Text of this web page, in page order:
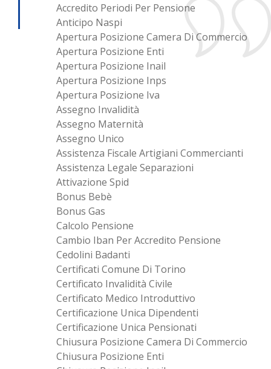
Accredito Periodi Per Pensione
Anticipo Naspi
Apertura Posizione Camera Di Commercio
Apertura Posizione Enti
Apertura Posizione Inail
Apertura Posizione Inps
Apertura Posizione Iva
Assegno Invalidità
Assegno Maternità
Assegno Unico
Assistenza Fiscale Artigiani Commercianti
Assistenza Legale Separazioni
Attivazione Spid
Bonus Bebè
Bonus Gas
Calcolo Pensione
Cambio Iban Per Accredito Pensione
Cedolini Badanti
Certificati Comune Di Torino
Certificato Invalidità Civile
Certificato Medico Introduttivo
Certificazione Unica Dipendenti
Certificazione Unica Pensionati
Chiusura Posizione Camera Di Commercio
Chiusura Posizione Enti